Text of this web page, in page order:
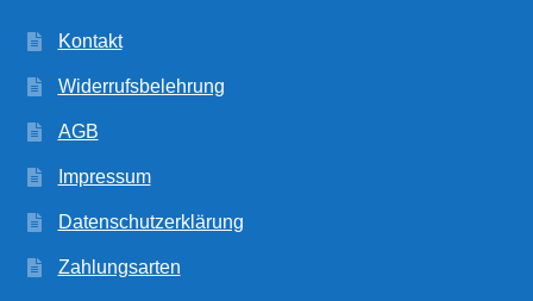
Kontakt
Widerrufsbelehrung
AGB
Impressum
Datenschutzerklärung
Zahlungsarten